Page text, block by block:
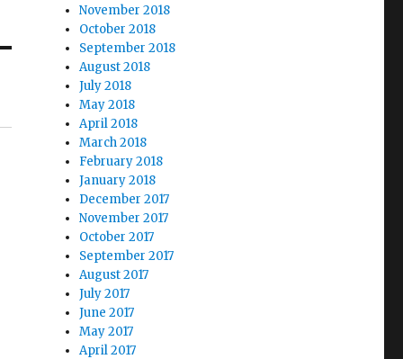
November 2018
October 2018
September 2018
August 2018
July 2018
May 2018
April 2018
March 2018
February 2018
January 2018
December 2017
November 2017
October 2017
September 2017
August 2017
July 2017
June 2017
May 2017
April 2017